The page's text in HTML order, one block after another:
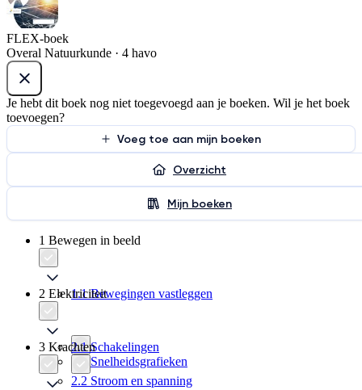
FLEX-boek
Overal Natuurkunde · 4 havo
Je hebt dit boek nog niet toegevoegd aan je boeken. Wil je het boek
toevoegen?
Voeg toe aan mijn boeken
Overzicht
Mijn boeken
1 Bewegen in beeld
1.1 Bewegingen vastleggen
1.2 Snelheidsgrafieken
2 Elektriciteit
2.1 Schakelingen
2.2 Stroom en spanning
3 Krachten